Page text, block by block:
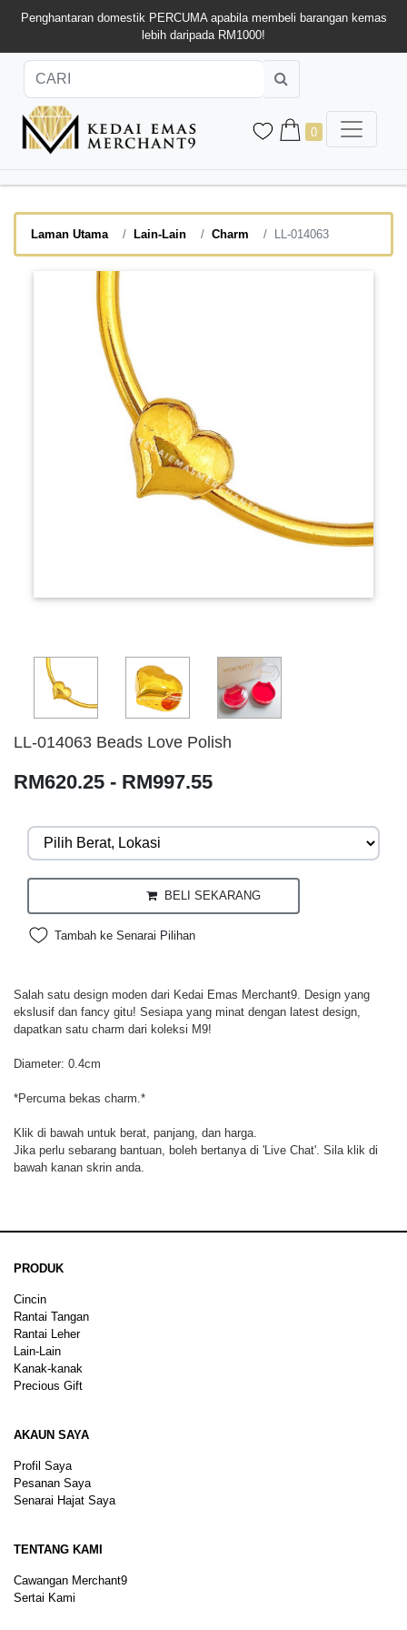
Penghantaran domestik PERCUMA apabila membeli barangan kemas
lebih daripada RM1000!
0
Laman Utama Lain-Lain Charm LL-014063
LL-014063 Beads Love Polish
RM620.25 - RM997.55
BELI SEKARANG
Tambah ke Senarai Pilihan
Salah satu design moden dari Kedai Emas Merchant9. Design yang
ekslusif dan fancy gitu! Sesiapa yang minat dengan latest design,
dapatkan satu charm dari koleksi M9!
Diameter: 0.4cm
*Percuma bekas charm.*
Klik di bawah untuk berat, panjang, dan harga.
Jika perlu sebarang bantuan, boleh bertanya di 'Live Chat'. Sila klik di
bawah kanan skrin anda.
PRODUK
Cincin
Rantai Tangan
Rantai Leher
Lain-Lain
Kanak-kanak
Precious Gift
AKAUN SAYA
Profil Saya
Pesanan Saya
Senarai Hajat Saya
TENTANG KAMI
Cawangan Merchant9
Sertai Kami